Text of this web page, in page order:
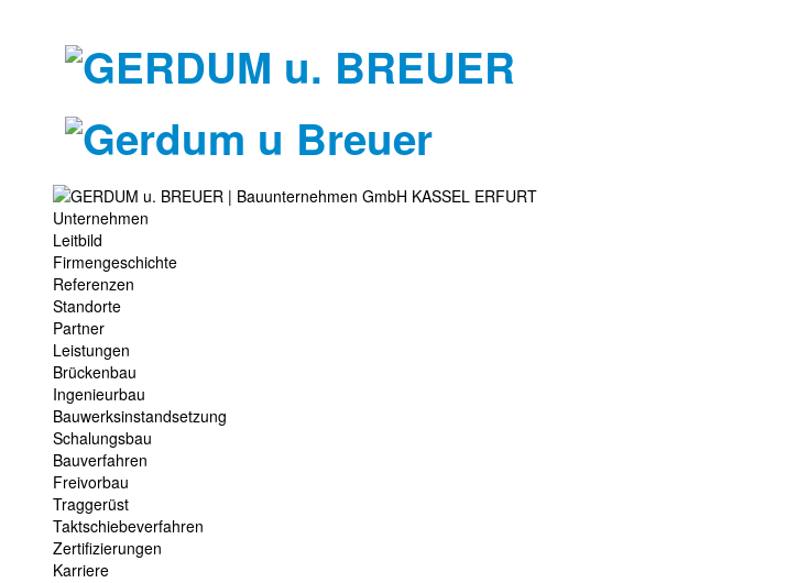
Unternehmen
Leitbild
Firmengeschichte
Referenzen
Standorte
Partner
Leistungen
Brückenbau
Ingenieurbau
Bauwerksinstandsetzung
Schalungsbau
Bauverfahren
Freivorbau
Traggerüst
Taktschiebeverfahren
Zertifizierungen
Karriere